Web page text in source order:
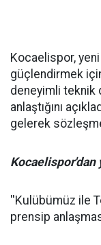
Kocaelispor,
güçlendirmek
deneyimli teknik
anlaştığını
gelerek
Kocaelispor'dan
''Kulübümüz ile
prensip